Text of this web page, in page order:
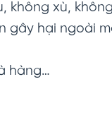
không xù,
hại ngoài
hàng…